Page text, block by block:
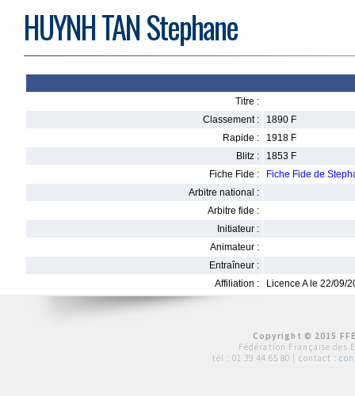
HUYNH TAN Stephane
Titre :
Classement :
1890 F
Rapide :
1918 F
Blitz :
1853 F
Fiche Fide :
Fiche Fide de
Arbitre national :
Arbitre fide :
Initiateur :
Animateur :
Entraîneur :
Affiliation :
Licence A le 22/09/
Copyright © 2015
Fédération Française des
tél : 01 39 44 65 80 | contact :